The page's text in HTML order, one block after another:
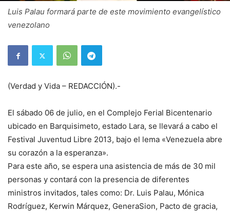
Luis Palau formará parte de este movimiento evangelístico
venezolano
(Verdad y Vida – REDACCIÓN).-
El sábado 06 de julio, en el Complejo Ferial Bicentenario
ubicado en Barquisimeto, estado Lara, se llevará a cabo el
Festival Juventud Libre 2013, bajo el lema «Venezuela abre
su corazón a la esperanza».
Para este año, se espera una asistencia de más de 30 mil
personas y contará con la presencia de diferentes
ministros invitados, tales como: Dr. Luis Palau, Mónica
Rodríguez, Kerwin Márquez, GeneraSion, Pacto de gracia,